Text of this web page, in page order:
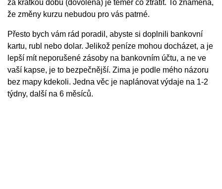
za krátkou dobu (dovolená) je téměř co ztratit. To znamená,
že změny kurzu nebudou pro vás patrné.
Přesto bych vám rád poradil, abyste si doplnili bankovní
kartu, rubl nebo dolar. Jelikož peníze mohou docházet, a je
lepší mít neporušené zásoby na bankovním účtu, a ne ve
vaší kapse, je to bezpečnější. Zima je podle mého názoru
bez mapy kdekoli. Jedna věc je naplánovat výdaje na 1-2
týdny, další na 6 měsíců.